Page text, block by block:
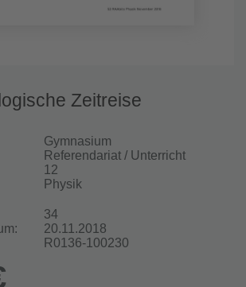
Zeitreise
Gymnasium
Referendariat / Unterricht
12
Physik
34
20.11.2018
R0136-100230